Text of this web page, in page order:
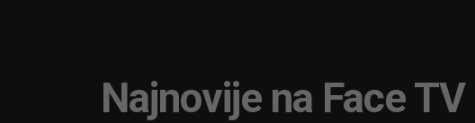
Najnovije na Face TV